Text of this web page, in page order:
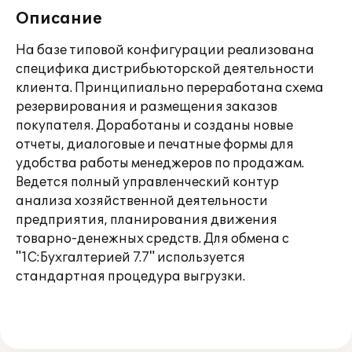
Описание
На базе типовой конфигурации реализована
специфика дистрибьюторской деятельности
клиента. Принципиально переработана схема
резервирования и размещения заказов
покупателя. Доработаны и созданы новые
отчеты, диалоговые и печатные формы для
удобства работы менеджеров по продажам.
Ведется полный управленческий контур
анализа хозяйственной деятельности
предприятия, планирования движения
товарно-денежных средств. Для обмена с
"1С:Бухгалтерией 7.7" используется
стандартная процедура выгрузки.